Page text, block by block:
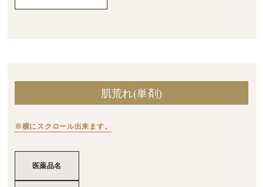
肌荒れ(単剤)
※横にスクロール出来ます。
医薬品名